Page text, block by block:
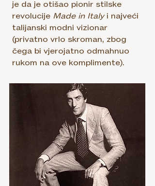
je da je otišao pionir stilske
revolucije Made in Italyi najveći
talijanski modni vizionar
(privatno vrlo skroman, zbog
čega bi vjerojatno odmahnuo
rukom na ove komplimente).